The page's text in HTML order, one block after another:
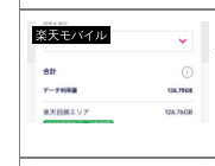
楽天モバイル